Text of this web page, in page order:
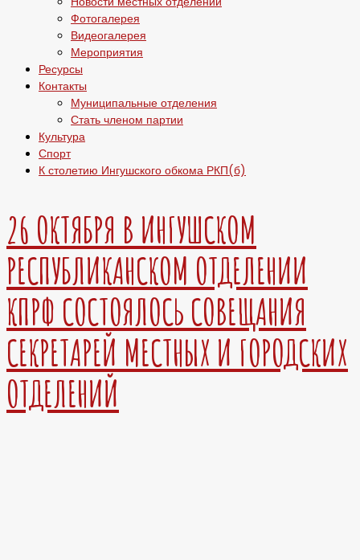
Фотогалерея
Видеогалерея
Мероприятия
Ресурсы
Контакты
Муниципальные отделения
Стать членом партии
Культура
Спорт
К столетию Ингушского обкома РКП(б)
26 ОКТЯБРЯ В ИНГУШСКОМ
РЕСПУБЛИКАНСКОМ ОТДЕЛЕНИИ
КПРФ СОСТОЯЛОСЬ СОВЕЩАНИЯ
СЕКРЕТАРЕЙ МЕСТНЫХ И ГОРОДСКИХ
ОТДЕЛЕНИЙ